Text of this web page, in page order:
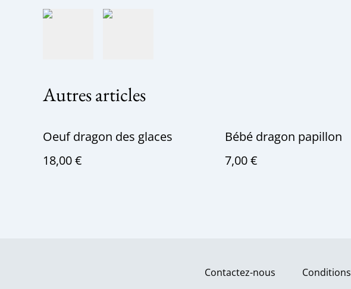
Autres articles
Oeuf dragon des glaces
18,00 €
Bébé dragon papillon
7,00 €
Contactez-nous Conditions